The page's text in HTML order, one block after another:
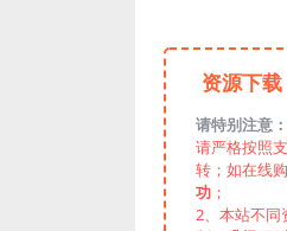
资源下载
请特别注意：
请严格按照
转；如在线
功 ；
2、本站不同